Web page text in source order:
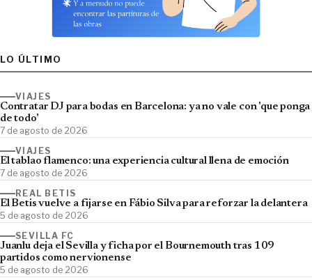
LO ÚLTIMO
VIAJES
Contratar DJ para bodas en Barcelona: ya no vale con 'que ponga
de todo'
7 de agosto de 2026
VIAJES
El tablao flamenco: una experiencia cultural llena de emoción
7 de agosto de 2026
REAL BETIS
El Betis vuelve a fijarse en Fábio Silva para reforzar la delantera
5 de agosto de 2026
SEVILLA FC
Juanlu deja el Sevilla y ficha por el Bournemouth tras 109
partidos como nervionense
5 de agosto de 2026